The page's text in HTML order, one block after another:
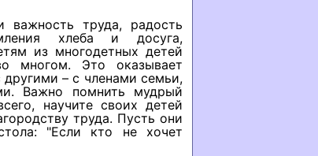
труда, радость
хлеба и досуга,
из многодетных детей
многом. Это оказывает
– с членами семьи,
Важно помнить мудрый
научите своих детей
труда. Пусть они
"Если кто не хочет